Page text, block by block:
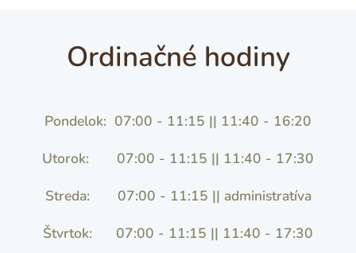
Ordinačné hodiny
Pondelok: 07:00 - 11:15 || 11:40 - 16:20
Utorok: 07:00 - 11:15 || 11:40 - 17:30
Streda: 07:00 - 11:15 || administratíva
Štvrtok: 07:00 - 11:15 || 11:40 - 17:30